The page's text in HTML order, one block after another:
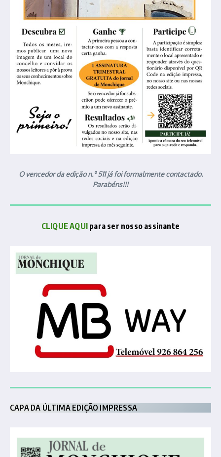
O vencedor da edição n.º 511 já foi formalmente contactado.
Parabéns!!!
CLIQUE AQUI para ser nosso assinante
CAPA DA ÚLTIMA EDIÇÃO IMPRESSA